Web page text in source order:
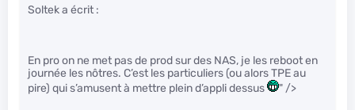
Soltek a écrit :
En pro on ne met pas de prod sur des NAS, je les reboot en
journée les nôtres. C’est les particuliers (ou alors TPE au
pire) qui s’amusent à mettre plein d’appli dessus
" />